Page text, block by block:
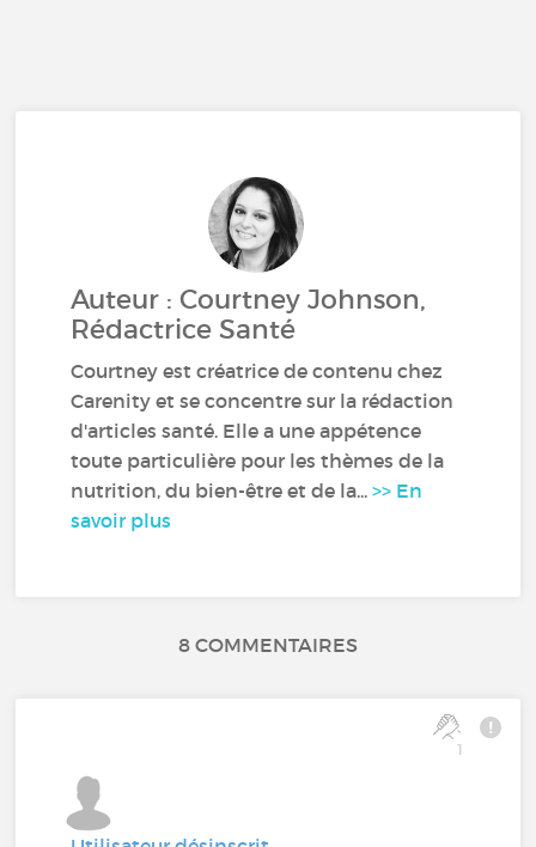
Auteur : Courtney Johnson,
Rédactrice Santé
Courtney est créatrice de contenu chez
Carenity et se concentre sur la rédaction
d'articles santé. Elle a une appétence
toute particulière pour les thèmes de la
nutrition, du bien-être et de la...>> En
savoir plus
8 COMMENTAIRES
1